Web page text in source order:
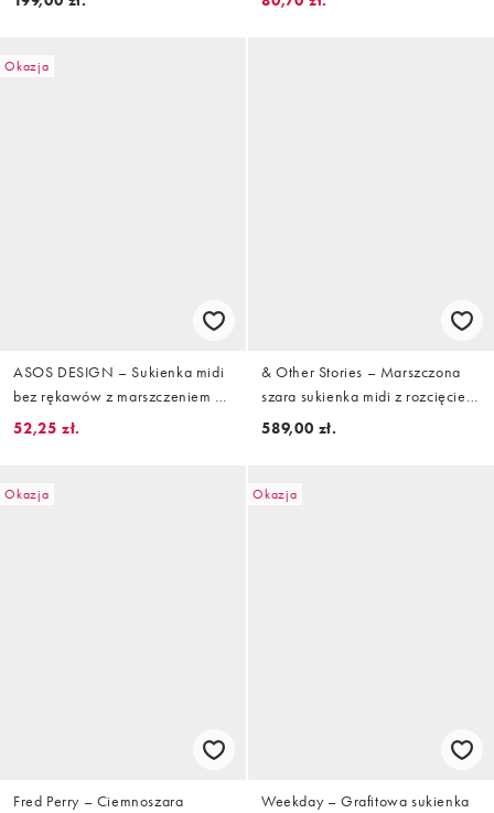
Okazja
ASOS DESIGN – Sukienka midi
bez rękawów z marszczeniem w
szarym melanżowym kolorze
52,25 zł.
& Other Stories – Marszczona
szara sukienka midi z rozcięciem
z boku
589,00 zł.
Okazja
Fred Perry – Ciemnoszara
Okazja
Weekday – Grafitowa sukienka